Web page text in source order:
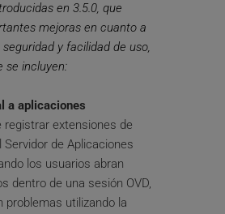
en 3.5.0, que
mejoras en cuanto a
y facilidad de uso,
se incluyen:
a aplicaciones
registrar extensiones de
Servidor de Aplicaciones
los usuarios abran
dentro de una sesión OVD,
problemas utilizando la